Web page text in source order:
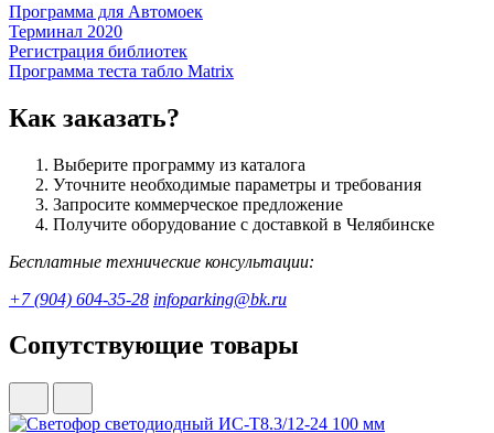
Программа для Автомоек
Терминал 2020
Регистрация библиотек
Программа теста табло Matrix
Как заказать?
Выберите программу из каталога
Уточните необходимые параметры и требования
Запросите коммерческое предложение
Получите оборудование с доставкой в Челябинске
Бесплатные технические консультации:
+7 (904) 604-35-28 infoparking@bk.ru
Сопутствующие товары